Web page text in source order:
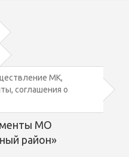
МК,
соглашения о
МО
район»